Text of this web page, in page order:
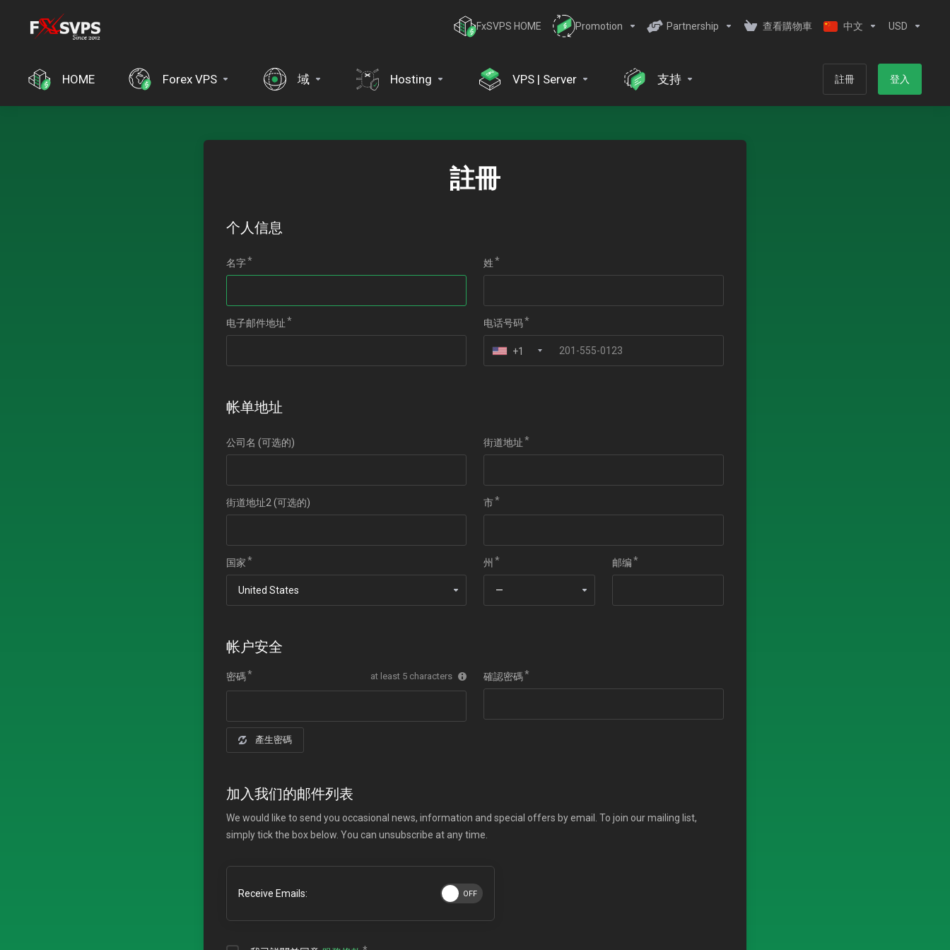
FxSVPS HOME Promotion Partnership 查看購物車 中文 USD
HOME Forex VPS 域 Hosting VPS | Server 支持 註冊 登入
註冊
个人信息
名字 姓
电子邮件地址 电话号码
+1
帐单地址
公司名 (可选的) 街道地址
街道地址2 (可选的) 市
国家 州 邮编
帐户安全
密碼 at least 5 characters
產生密碼
確認密碼
加入我们的邮件列表
We would like to send you occasional news, information and special offers by email. To join our mailing list,
simply tick the box below. You can unsubscribe at any time.
Receive Emails: